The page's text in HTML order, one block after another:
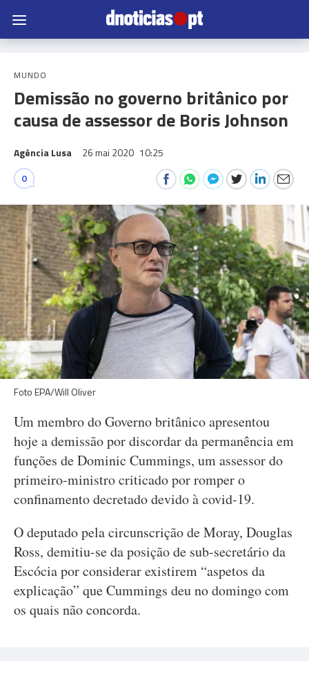
MUNDO
Demissão no governo britânico por
causa de assessor de Boris Johnson
Agência Lusa 26 mai 2020 10:25
0
Foto EPA/Will Oliver
Um membro do Governo britânico apresentou
hoje a demissão por discordar da permanência em
funções de Dominic Cummings, um assessor do
primeiro-ministro criticado por romper o
confinamento decretado devido à covid-19.
O deputado pela circunscrição de Moray, Douglas
Ross, demitiu-se da posição de sub-secretário da
Escócia por considerar existirem “aspetos da
explicação” que Cummings deu no domingo com
os quais não concorda.